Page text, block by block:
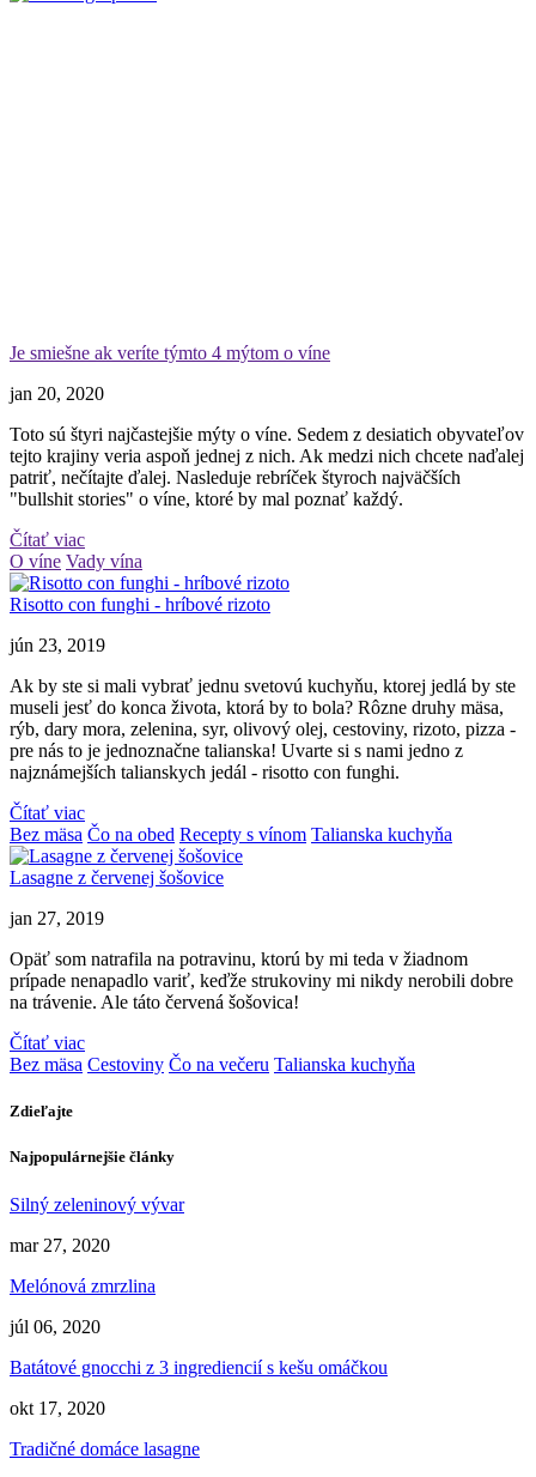
Je smiešne ak veríte týmto 4 mýtom o víne
jan 20, 2020
Toto sú štyri najčastejšie mýty o víne. Sedem z desiatich obyvateľov
tejto krajiny veria aspoň jednej z nich. Ak medzi nich chcete naďalej
patriť, nečítajte ďalej. Nasleduje rebríček štyroch najväčších
"bullshit stories" o víne, ktoré by mal poznať každý.
Čítať viac
O víne Vady vína
Risotto con funghi - hríbové rizoto
jún 23, 2019
Ak by ste si mali vybrať jednu svetovú kuchyňu, ktorej jedlá by ste
museli jesť do konca života, ktorá by to bola? Rôzne druhy mäsa,
rýb, dary mora, zelenina, syr, olivový olej, cestoviny, rizoto, pizza -
pre nás to je jednoznačne talianska! Uvarte si s nami jedno z
najznámejších talianskych jedál - risotto con funghi.
Čítať viac
Bez mäsa Čo na obed Recepty s vínom Talianska kuchyňa
Lasagne z červenej šošovice
jan 27, 2019
Opäť som natrafila na potravinu, ktorú by mi teda v žiadnom
prípade nenapadlo variť, keďže strukoviny mi nikdy nerobili dobre
na trávenie. Ale táto červená šošovica!
Čítať viac
Bez mäsa Cestoviny Čo na večeru Talianska kuchyňa
Zdieľajte
Najpopulárnejšie články
Silný zeleninový vývar
mar 27, 2020
Melónová zmrzlina
júl 06, 2020
Batátové gnocchi z 3 ingrediencií s kešu omáčkou
okt 17, 2020
Tradičné domáce lasagne